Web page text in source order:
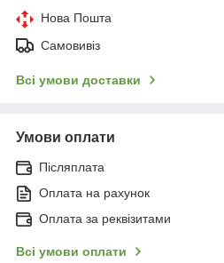
Нова Пошта
Самовивіз
Всі умови доставки
Умови оплати
Післяплата
Оплата на рахунок
Оплата за реквізитами
Всі умови оплати